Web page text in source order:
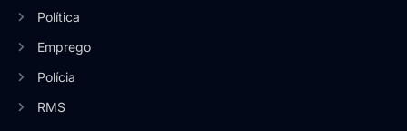
Política
Emprego
Polícia
RMS